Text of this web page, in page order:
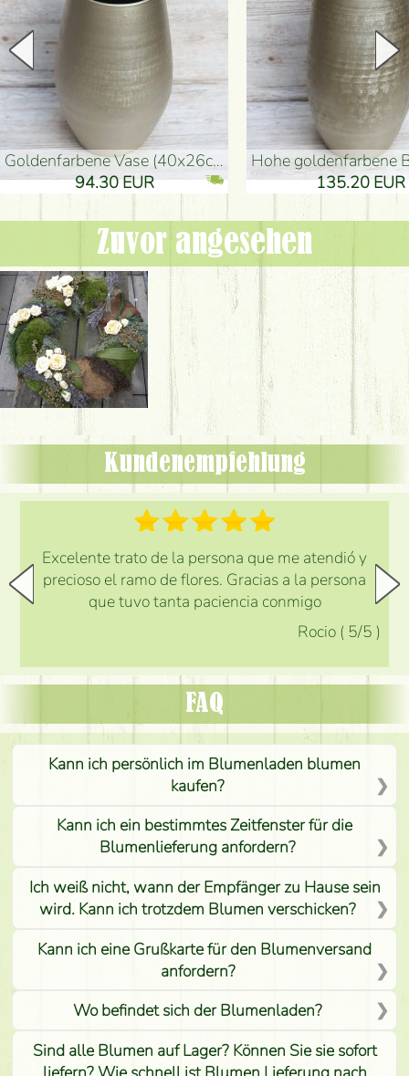
goldenfarbene Vase (40x26cm)
94.30 EUR
hohe goldenfarbene
135.20 EUR
Zuvor angesehen
Kundenempfehlung
Excelente trato de la persona que me atendió y
precioso el ramo de flores. Gracias a la persona
que tuvo tanta paciencia conmigo
Rocio ( 5/5 )
FAQ
Kann ich persönlich im Blumenladen blumen
kaufen?
Kann ich ein bestimmtes Zeitfenster für die
Blumenlieferung anfordern?
Ich weiß nicht, wann der Empfänger zu Hause sein
wird. Kann ich trotzdem Blumen verschicken?
Kann ich eine Grußkarte für den Blumenversand
anfordern?
Wo befindet sich der Blumenladen?
Sind alle Blumen auf Lager? Können Sie sie sofort